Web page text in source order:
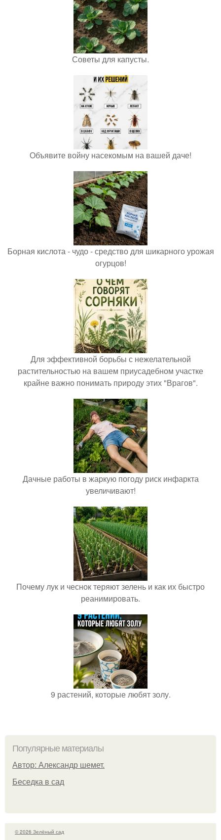
Советы для капусты.
Объявите войну насекомым на вашей даче!
Борная кислота - чудо - средство для шикарного урожая
огурцов!
Для эффективной борьбы с нежелательной
растительностью на вашем приусадебном участке
крайне важно понимать природу этих "Врагов".
Дачные работы в жаркую погоду риск инфаркта
увеличивают!
Почему лук и чеснок теряют зелень и как их быстро
реанимировать.
9 растений, которые любят золу.
Популярные материалы
Автор: Александр шемет.
Беседка в сад
© 2026 Зелёный сад